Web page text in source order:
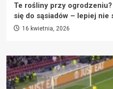
Te rośliny przy
się do sąsiadów – lepiej nie
16 kwietnia, 2026